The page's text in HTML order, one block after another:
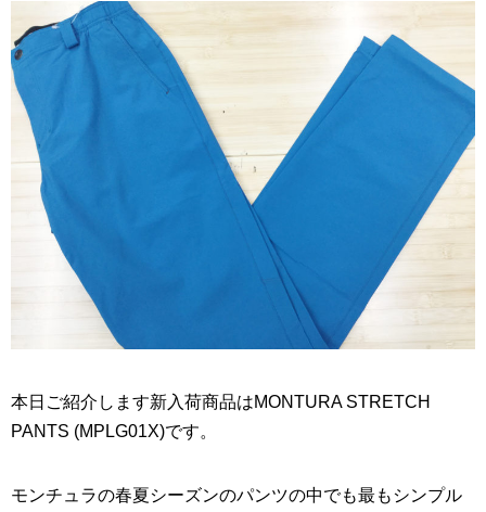
本日ご紹介します新入荷商品はMONTURA STRETCH
PANTS (MPLG01X)です。
モンチュラの春夏シーズンのパンツの中でも最もシンプル